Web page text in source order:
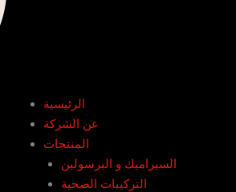
الرئيسية
عن الشركة
المنتجات
السيراميك و البرسولين
التركيبات الصحية